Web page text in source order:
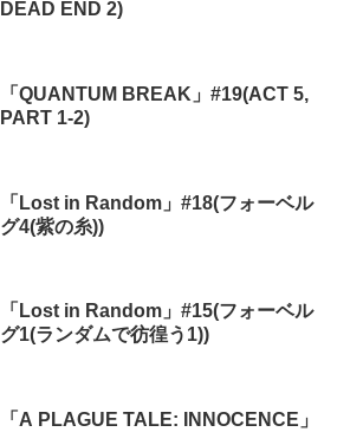
DEAD END 2)
「QUANTUM BREAK」#19(ACT 5,
PART 1-2)
「Lost in Random」#18(フォーベル
グ4(紫の糸))
「Lost in Random」#15(フォーベル
グ1(ランダムで彷徨う1))
「A PLAGUE TALE: INNOCENCE」